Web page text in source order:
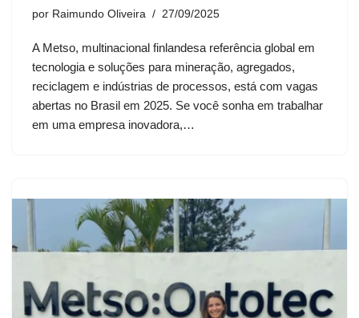
por Raimundo Oliveira 27/09/2025
A Metso, multinacional finlandesa referência global em
tecnologia e soluções para mineração, agregados,
reciclagem e indústrias de processos, está com vagas
abertas no Brasil em 2025. Se você sonha em trabalhar
em uma empresa inovadora,…